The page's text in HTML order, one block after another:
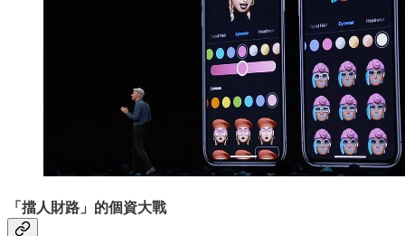
「擋人財路」的個資大戰